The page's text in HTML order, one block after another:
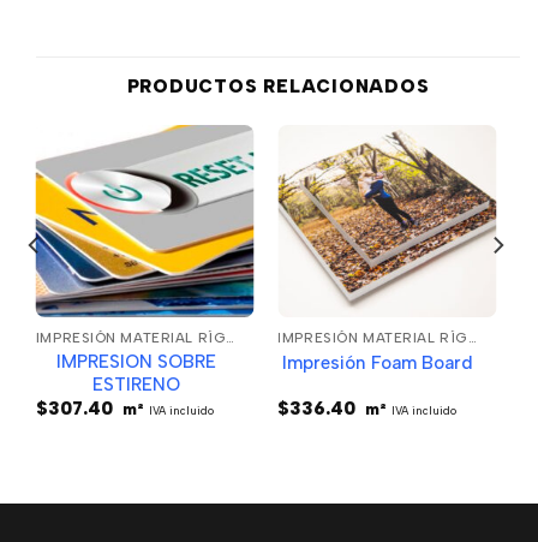
PRODUCTOS RELACIONADOS
IMPRESIÓN MATERIAL RÍGIDO
IMPRESION SOBRE
ESTIRENO
$307.40 m² IVA incluido
IMPRESIÓN MATERIAL RÍGIDO
Impresión Foam Board
$336.40 m² IVA incluido